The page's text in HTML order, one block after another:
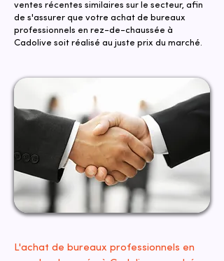
ventes récentes similaires sur le secteur, afin
de s'assurer que votre achat de bureaux
professionnels en rez-de-chaussée à
Cadolive soit réalisé au juste prix du marché.
L'achat de bureaux professionnels en